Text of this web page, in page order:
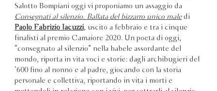
Salotto Bompiani oggi vi proponiamo un assaggio da
Consegnati al silenzio. Ballata del bizzarro unico maledi
Paolo Fabrizio Iacuzzi , uscito a febbraio e tra i cinque
finalisti al premio Camaiore 2020. Un poeta di oggi,
“consegnato al silenzio” nella babele assordante del
mondo, riporta in vita voci e storie: dagli archibugieri del
’600 fino al nonno e al padre, giocando con la storia
personale e collettiva, riportando in vita i morti e